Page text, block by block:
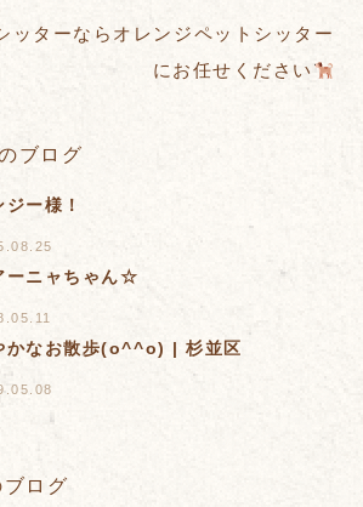
ッターならオレンジペットシッター
にお任せください
ブログ
ジー様！
ニャちゃん☆
かなお散歩(o^^o) | 杉並区
ログ